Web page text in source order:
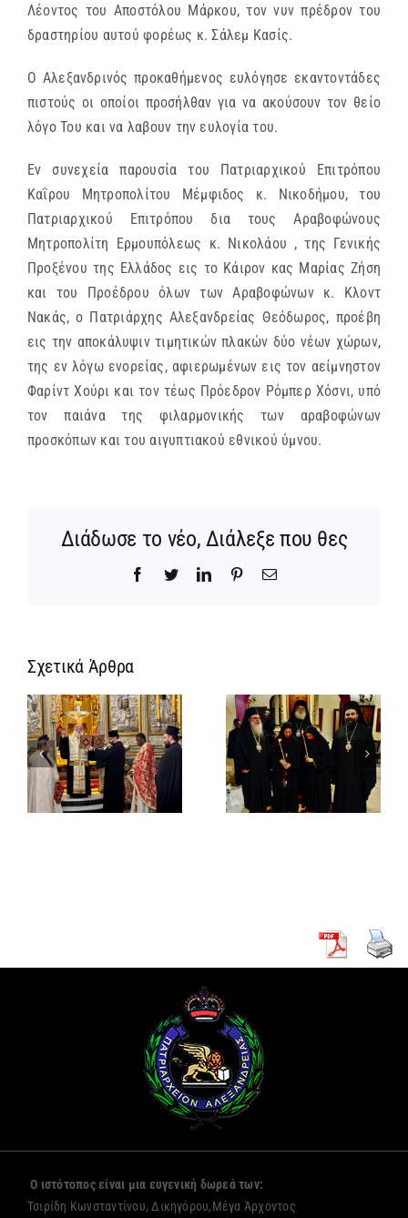
Λέοντος του Αποστόλου Μάρκου, τον νυν πρέδρον του
δραστηρίου αυτού φορέως κ. Σάλεμ Κασίς.
Ο Αλεξανδρινός προκαθήμενος ευλόγησε εκαντοντάδες
πιστούς οι οποίοι προσήλθαν για να ακούσουν τον θείο
λόγο Του και να λαβουν την ευλογία του.
Εν συνεχεία παρουσία του Πατριαρχικού Επιτρόπου
Καΐρου Μητροπολίτου Μέμφιδος κ. Νικοδήμου, του
Πατριαρχικού Επιτρόπου δια τους Αραβοφώνους
Μητροπολίτη Ερμουπόλεως κ. Νικολάου , της Γενικής
Προξένου της Ελλάδος εις το Κάιρον κας Μαρίας Ζήση
και του Προέδρου όλων των Αραβοφώνων κ. Κλοντ
Νακάς, ο Πατριάρχης Αλεξανδρείας Θεόδωρος, προέβη
εις την αποκάλυψιν τιμητικών πλακών δύο νέων χώρων,
της εν λόγω ενορείας, αφιερωμένων εις τον αείμνηστον
Φαρίντ Χούρι και τον τέως Πρόεδρον Ρόμπερ Χόσνι, υπό
τον παιάνα της φιλαρμονικής των αραβοφώνων
προσκόπων και του αιγυπτιακού εθνικού ύμνου.
Διάδωσε το νέο, Διάλεξε που θες
Facebook
TwitterLinkedInPinterestEmail
Σχετικά ΆρθραΊδρυση
Γυναικείας
Ιεράς
Πατριαρχικής
Μονής και
μοναχική
και
Πατριαρχική
Τιμή στον
Γενικό
Ο ιστότοπος είναι μια ευγενική δωρεά των:
Τσιρίδη Κωνσταντίνου, Δικηγόρου,Μέγα Άρχοντος